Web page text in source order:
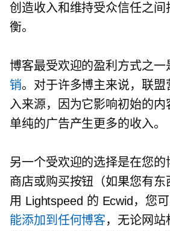
创造收入和维持受众信任之间
衡。
博客最受欢迎的盈利方式之一
销。对于许多博主来说，联盟
入来源，因为它影响初始的内
单纯的广告产生更多的收入。
另一个受欢迎的选择是在您的
商店或购买按钮（如果您有东
用 Lightspeed 的 Ecwid，您
能添加到任何博客，无论网